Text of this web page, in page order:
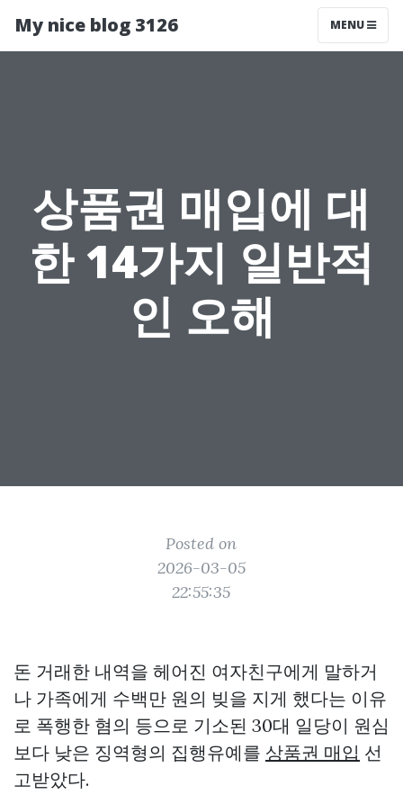
My nice blog 3126 MENU
상품권 매입에 대
한 14가지 일반적
인 오해
Posted on
2026-03-05
22:55:35
돈 거래한 내역을 헤어진 여자친구에게 말하거
나 가족에게 수백만 원의 빚을 지게 했다는 이유
로 폭행한 혐의 등으로 기소된 30대 일당이 원심
보다 낮은 징역형의 집행유예를 상품권 매입 선
고받았다.